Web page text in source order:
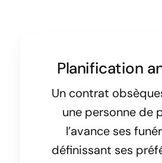
Planification
Un contrat
une personne de
l’avance ses
définissant ses